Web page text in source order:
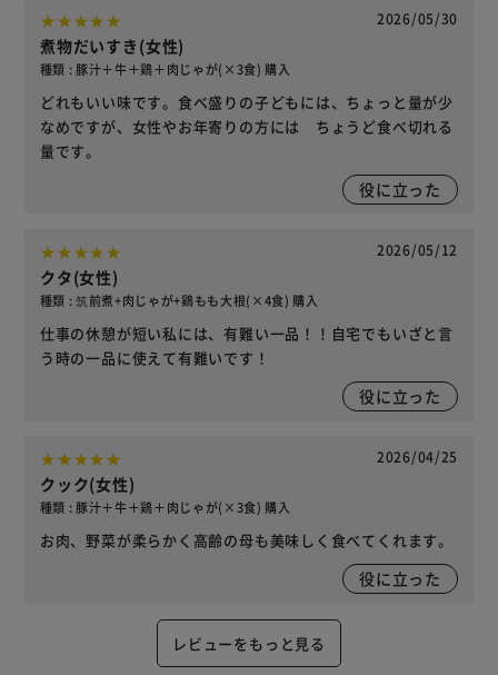
2026/05/30
煮物だいすき(女性)
種類 : 豚汁＋牛＋鶏＋肉じゃが(×3食) 購入
どれもいい味です。食べ盛りの子どもには、ちょっと量が少
なめですが、女性やお年寄りの方には ちょうど食べ切れる
量です。
役に立った
2026/05/12
クタ(女性)
種類 : 筑前煮+肉じゃが+鶏もも大根(×4食) 購入
仕事の休憩が短い私には、有難い一品！！自宅でもいざと言
う時の一品に使えて有難いです！
役に立った
2026/04/25
クック(女性)
種類 : 豚汁＋牛＋鶏＋肉じゃが(×3食) 購入
お肉、野菜が柔らかく高齢の母も美味しく食べてくれます。
役に立った
レビューをもっと見る